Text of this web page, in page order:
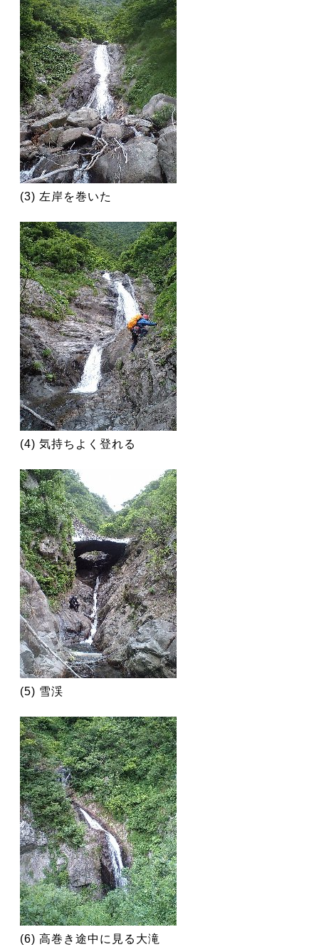
(3) 左岸を巻いた
(4) 気持ちよく登れる
(5) 雪渓
(6) 高巻き途中に見る大滝